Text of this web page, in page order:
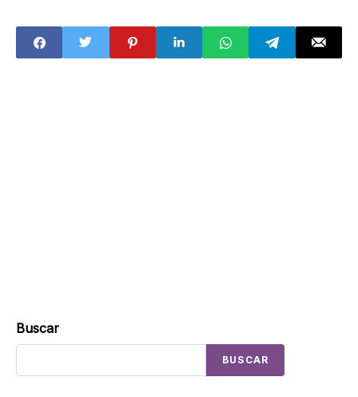
2024, según un
estudio
elecciones de
2027 en NL
Buscar
BUSCAR